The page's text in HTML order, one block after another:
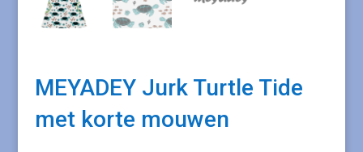
MEYADEY Jurk Turtle Tide
met korte mouwen